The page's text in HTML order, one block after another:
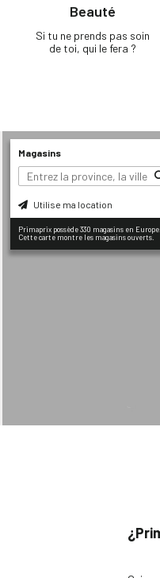
Beauté
Si tu ne prends pas soin
de toi, qui le fera ?
Magasins
Utilise ma location
Primaprix possède 330 magasins en Europe.
Cette carte montre les magasins ouverts.